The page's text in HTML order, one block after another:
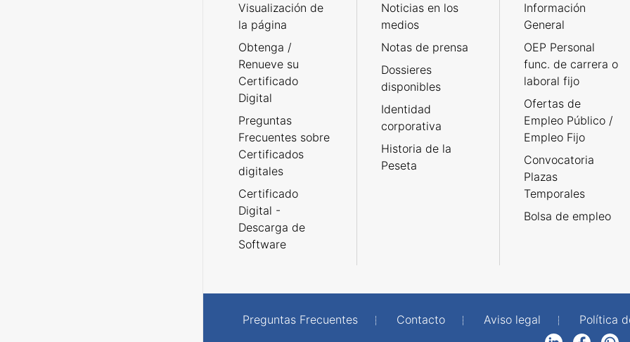
Visualización de
la página
Obtenga /
Renueve su
Certificado
Digital
Preguntas
Frecuentes sobre
Certificados
digitales
Certificado
Digital -
Descarga de
Software
Noticias en los
medios
Notas de prensa
Dossieres
disponibles
Identidad
corporativa
Historia de la
Peseta
Información
General
OEP Personal
func. de carrera o
laboral fijo
Ofertas de
Empleo Público /
Empleo Fijo
Convocatoria
Plazas
Temporales
Bolsa de empleo
Preguntas Frecuentes Contacto Aviso legal Política